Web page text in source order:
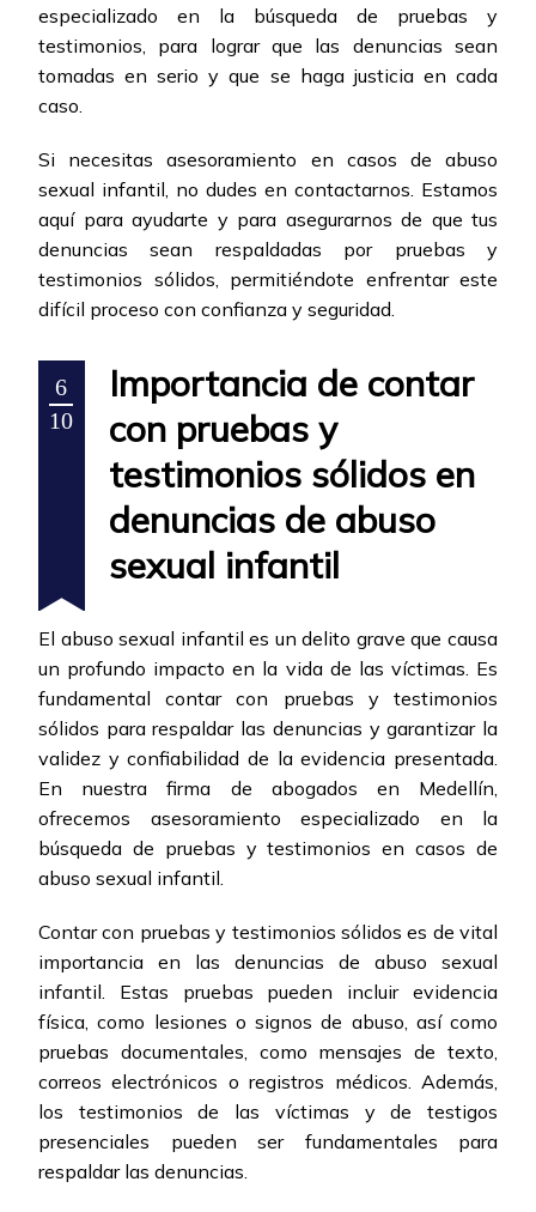
especializado en la búsqueda de pruebas y
testimonios, para lograr que las denuncias sean
tomadas en serio y que se haga justicia en cada
caso.
Si necesitas asesoramiento en casos de abuso
sexual infantil, no dudes en contactarnos. Estamos
aquí para ayudarte y para asegurarnos de que tus
denuncias sean respaldadas por pruebas y
testimonios sólidos, permitiéndote enfrentar este
difícil proceso con confianza y seguridad.
6
10
Importancia de contar
con pruebas y
testimonios sólidos en
denuncias de abuso
sexual infantil
El abuso sexual infantil es un delito grave que causa
un profundo impacto en la vida de las víctimas. Es
fundamental contar con pruebas y testimonios
sólidos para respaldar las denuncias y garantizar la
validez y confiabilidad de la evidencia presentada.
En nuestra firma de abogados en Medellín,
ofrecemos asesoramiento especializado en la
búsqueda de pruebas y testimonios en casos de
abuso sexual infantil.
Contar con pruebas y testimonios sólidos es de vital
importancia en las denuncias de abuso sexual
infantil. Estas pruebas pueden incluir evidencia
física, como lesiones o signos de abuso, así como
pruebas documentales, como mensajes de texto,
correos electrónicos o registros médicos. Además,
los testimonios de las víctimas y de testigos
presenciales pueden ser fundamentales para
respaldar las denuncias.